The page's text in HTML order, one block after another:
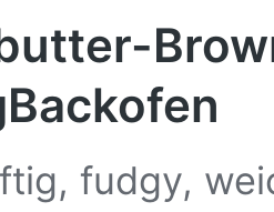
fudgy,